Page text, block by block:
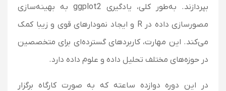
بپردازند. به‌طور کلی، یادگیری ggplot2 به بهینه‌سازی
مصورسازی داده در R و ایجاد نمودارهای قوی و زیبا کمک
می‌کند. این مهارت، کاربردهای گسترده‌ای برای متخصصین
در حوزه‌های مختلف تحلیل داده و علوم داده دارد.
در این دوره دوازده ساعته که به صورت کارگاه برگزار